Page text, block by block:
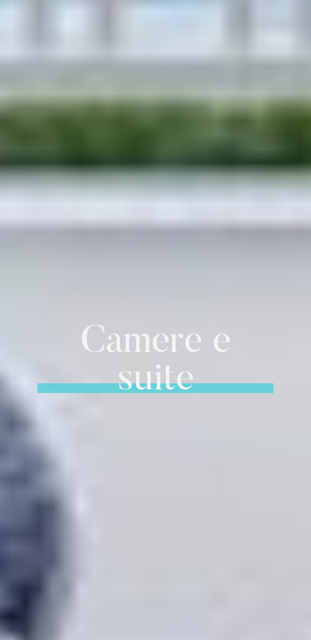
Camere e
suite